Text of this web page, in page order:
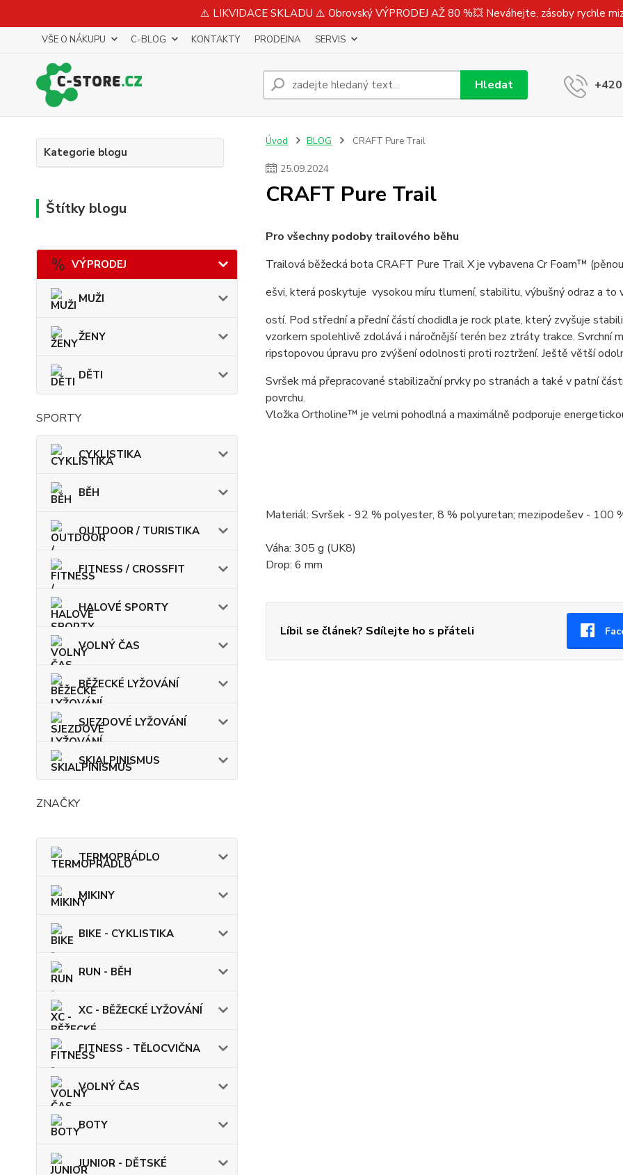
⚠️ LIKVIDACE SKLADU ⚠️ Obrovský VÝPRODEJ AŽ 80 %💥 Neváhejte, zásoby rychle
VŠE O NÁKUPU C-BLOG KONTAKTY PRODEJNA SERVIS
Hledat
Kategorie blogu
Štítky blogu
VÝPRODEJ
MUŽI
ŽENY
DĚTI
SPORTY
CYKLISTIKA
BĚH
OUTDOOR / TURISTIKA
FITNESS / CROSSFIT
HALOVÉ SPORTY
VOLNÝ ČAS
BĚŽECKÉ LYŽOVÁNÍ
SJEZDOVÉ LYŽOVÁNÍ
SKIALPINISMUS
ZNAČKY
TERMOPRÁDLO
MIKINY
BIKE - CYKLISTIKA
RUN - BĚH
XC - BĚŽECKÉ LYŽOVÁNÍ
FITNESS - TĚLOCVIČNA
VOLNÝ ČAS
BOTY
JUNIOR - DĚTSKÉ
Úvod BLOG CRAFT Pure Trail
25.09.2024
CRAFT Pure Trail
Pro všechny podoby trailového běhu
Trailová běžecká bota CRAFT Pure Trail X je vybavena Cr Foam™
ešvi, která poskytuje vysokou míru tlumení, stabilitu, výbušný odraz a to
ostí. Pod střední a přední částí chodidla je rock plate, který zvyšuje
vzorkem spolehlivě zdolává i náročnější terén bez ztráty trakce. Svrchní
ripstopovou úpravu pro zvýšení odolnosti proti roztržení. Ještě větší
Svršek má přepracované stabilizační prvky po stranách a také v patní
povrchu.
Vložka Ortholine™ je velmi pohodlná a maximálně podporuje
Materiál: Svršek - 92 % polyester, 8 % polyuretan; mezipodešev - 100
Váha: 305 g (UK8)
Drop: 6 mm
Líbil se článek? Sdílejte ho s přáteli